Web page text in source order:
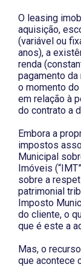
O leasing
aquisição,
(variável ou
anos), a
renda
pagamento
o momento
em relação à
do contrato a
Embora a
impostos
Municipal
Imóveis
sobre a
patrimonial
Imposto
do cliente, o
que é este a
Mas, o
que acontece